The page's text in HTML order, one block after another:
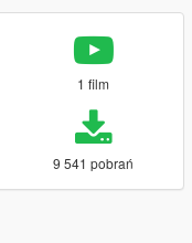
1 film
9 541 pobrań